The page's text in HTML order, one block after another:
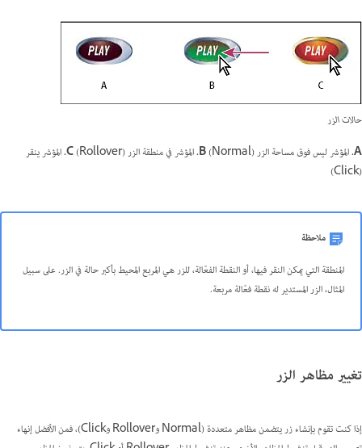
حالات الزر
A. المؤشر ليس فوق مساحة الزر (Normal) B. المؤشر في منطقة الزر (Rollover) C. المؤشر ينقر
(Click)
ملاحظة
المنطقة التي يمكن النقر فيها، أو النقطة الفعّالة، للزر هي المربع المحيط بأكبر حالة في الزر. على سبيل
المثال، الزر المستدير له نقطة فعّالة مربعة.
تغيير مظاهر الزر
إذا كنت تقوم بإنشاء زر يتضمن مظاهر متعددة (Normal وRollover وClick)، فمن الأفضل إنهاء